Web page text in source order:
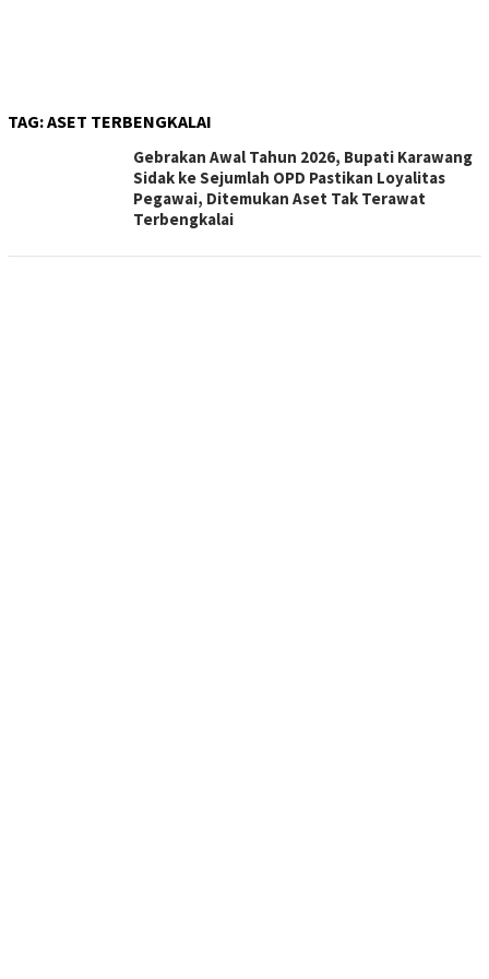
TAG:ASET TERBENGKALAI
Gebrakan Awal Tahun 2026, Bupati Karawang
Sidak ke Sejumlah OPD Pastikan Loyalitas
Pegawai, Ditemukan Aset Tak Terawat
Terbengkalai